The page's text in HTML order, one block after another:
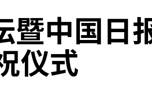
暨中国日
仪式